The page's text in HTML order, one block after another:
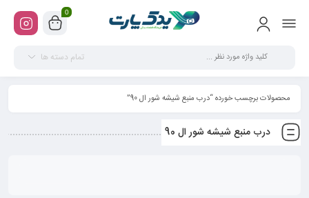
0
تمام دسته ها
محصولات برچسب خورده “درب منبع شیشه شور ال 90”
درب منبع شیشه شور ال 90